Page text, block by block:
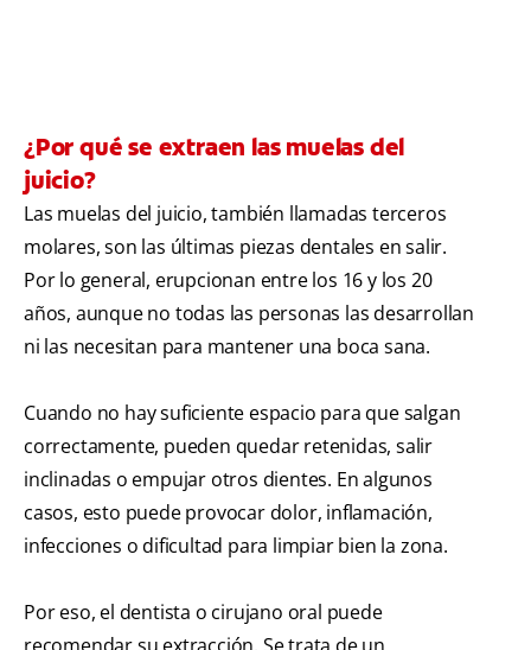
¿Por qué se extraen las muelas del
juicio?
Las muelas del juicio, también llamadas terceros
molares, son las últimas piezas dentales en salir.
Por lo general, erupcionan entre los 16 y los 20
años, aunque no todas las personas las desarrollan
ni las necesitan para mantener una boca sana.
Cuando no hay suficiente espacio para que salgan
correctamente, pueden quedar retenidas, salir
inclinadas o empujar otros dientes. En algunos
casos, esto puede provocar dolor, inflamación,
infecciones o dificultad para limpiar bien la zona.
Por eso, el dentista o cirujano oral puede
recomendar su extracción. Se trata de un